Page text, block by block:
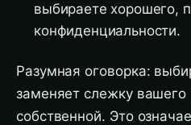
выбираете хорошего,
конфиденциальности.
Разумная оговорка:
заменяет слежку вашего
собственной. Это